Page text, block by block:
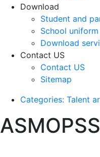
Download
Student and
School uniform
Download
Contact US
Contact US
Sitemap
Categories: Talent